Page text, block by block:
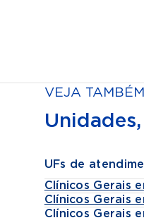
VEJA TAMBÉM
UFs de
Clínicos Gerais
Clínicos Gerais
Clínicos Gerais